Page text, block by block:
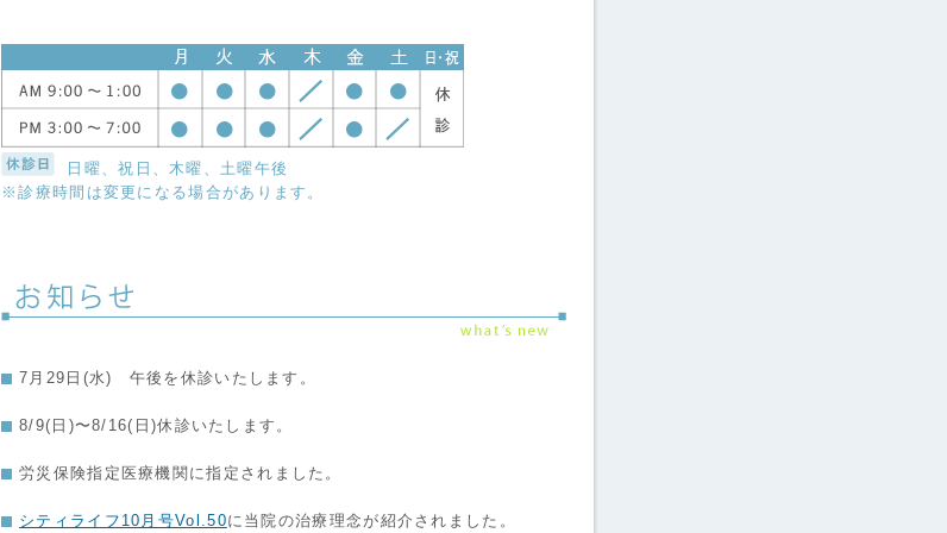
日曜、祝日、木曜、土曜午後
※診療時間は変更になる場合があります。
7月29日(水) 午後を休診いたします。
8/9(日)〜8/16(日)休診いたします。
労災保険指定医療機関に指定されました。
シティライフ10月号Vol.50に当院の治療理念が紹介されました。